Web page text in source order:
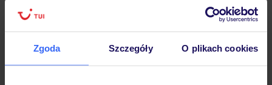
Zgoda Szczegóły O plikach cookies
Hotel